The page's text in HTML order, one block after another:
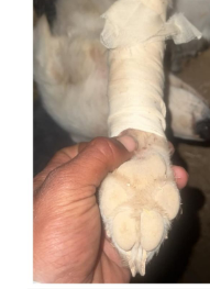
במשטרת ישראל
בתוך